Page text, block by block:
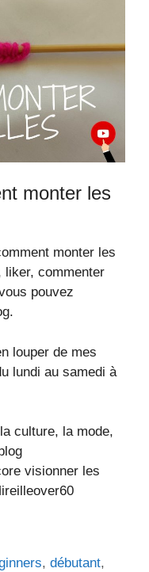
monter les
monter les
liker, commenter
pouvez
louper de mes
lundi au samedi à
culture, la mode,
visionner les
,débutant,